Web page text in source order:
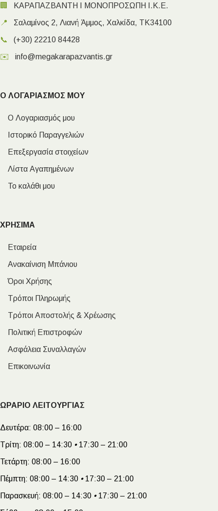
🏢 ΚΑΡΑΠΑΖΒΑΝΤΗ Ι ΜΟΝΟΠΡΟΣΩΠΗ Ι.Κ.Ε.
📍 Σαλαμίνος 2, Λιανή Άμμος, Χαλκίδα, ΤΚ34100
📞 (+30) 22210 84428
✉️ info@megakarapazvantis.gr
Ο ΛΟΓΑΡΙΑΣΜΟΣ ΜΟΥ
Ο Λογαριασμός μου
Ιστορικό Παραγγελιών
Επεξεργασία στοιχείων
Λίστα Αγαπημένων
Το καλάθι μου
ΧΡΗΣΙΜΑ
Εταιρεία
Ανακαίνιση Μπάνιου
Όροι Χρήσης
Τρόποι Πληρωμής
Τρόποι Αποστολής & Χρέωσης
Πολιτική Επιστροφών
Ασφάλεια Συναλλαγών
Επικοινωνία
ΩΡΑΡΙΟ ΛΕΙΤΟΥΡΓΙΑΣ
Δευτέρα: 08:00 – 16:00
Τρίτη: 08:00 – 14:30 •17:30 – 21:00
Τετάρτη: 08:00 – 16:00
Πέμπτη: 08:00 – 14:30 •17:30 – 21:00
Παρασκευή: 08:00 – 14:30 •17:30 – 21:00